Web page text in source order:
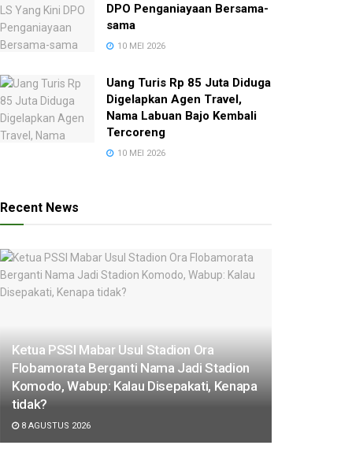
DPO Penganiayaan Bersama-
sama
10 MEI 2026
Uang Turis Rp 85 Juta Diduga
Digelapkan Agen Travel,
Nama Labuan Bajo Kembali
Tercoreng
10 MEI 2026
Recent News
Ketua PSSI Mabar Usul Stadion Ora
Flobamorata Berganti Nama Jadi Stadion
Komodo, Wabup: Kalau Disepakati, Kenapa
tidak?
8 AGUSTUS 2026